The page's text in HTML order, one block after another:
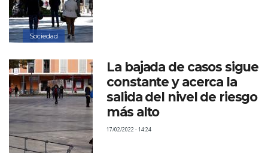
Sociedad
La bajada de casos sigue
constante y acerca la
salida del nivel de riesgo
más alto
17/02/2022 - 14:24